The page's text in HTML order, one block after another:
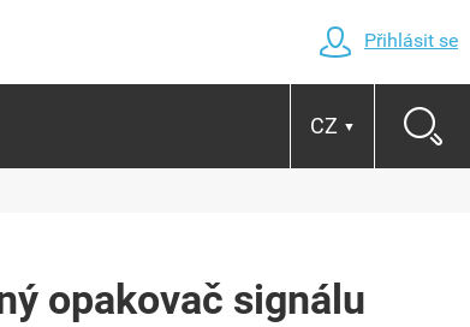
Přihlásit se
CZ ▼
opakovač signálu